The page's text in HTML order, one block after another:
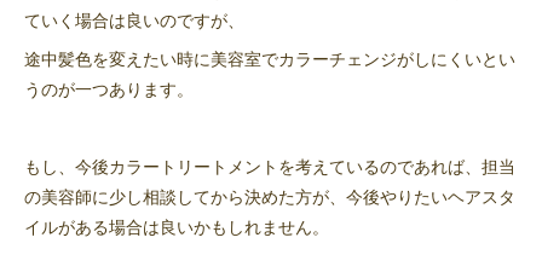
ていく場合は良いのですが、
途中髪色を変えたい時に美容室でカラーチェンジがしにくいとい
うのが一つあります。
もし、今後カラートリートメントを考えているのであれば、担当
の美容師に少し相談してから決めた方が、今後やりたいヘアスタ
イルがある場合は良いかもしれません。